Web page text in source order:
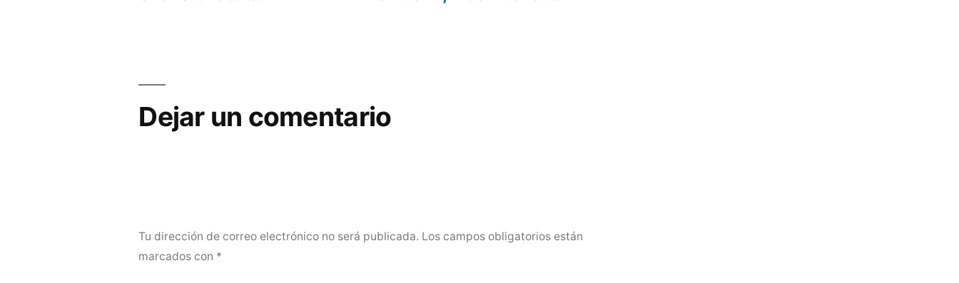
Navegación
entradasDejar un comentario
Tu dirección de correo electrónico no será publicada. Los campos obligatorios están
marcados con *